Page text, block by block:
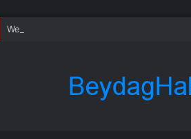
WeRide hissesi 12 Ağustos’taki kazanç